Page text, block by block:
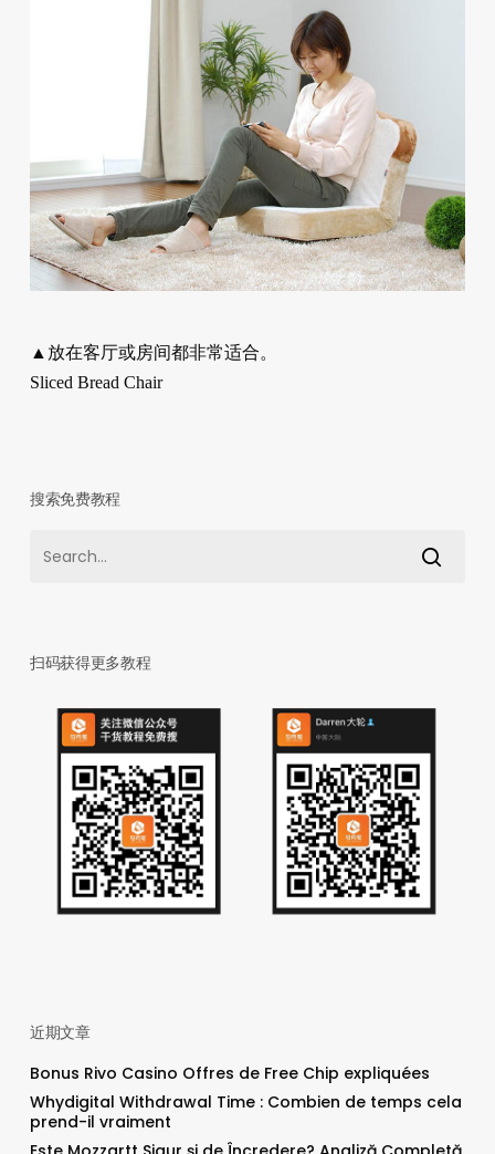
▲放在客厅或房间都非常适合。
Sliced Bread Chair
搜索免费教程
扫码获得更多教程
近期文章
Bonus Rivo Casino Offres de Free Chip expliquées
Whydigital Withdrawal Time : Combien de temps cela
prend-il vraiment